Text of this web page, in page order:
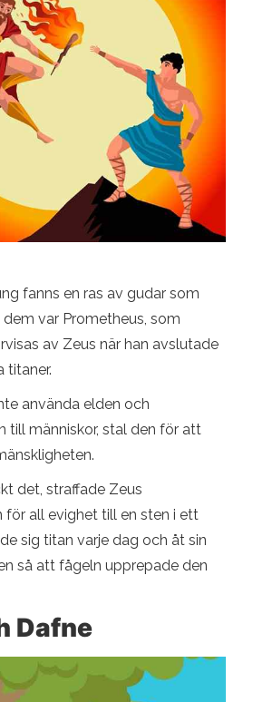
fanns en ras av gudar som
dem var Prometheus, som
av Zeus när han avslutade
titaner.
använda elden och
till människor, stal den för att
det, straffade Zeus
för all evighet till en sten i ett
sig titan varje dag och åt sin
så att fågeln upprepade den
Dafne